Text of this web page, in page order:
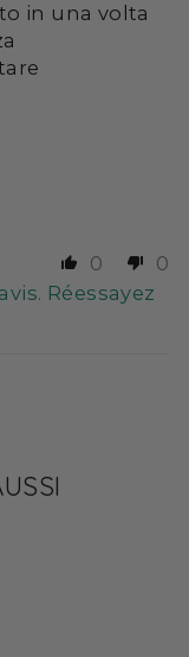
in una volta
0
0
Réessayez